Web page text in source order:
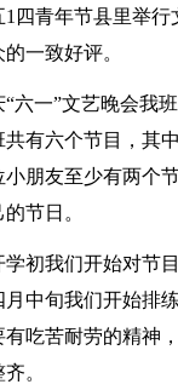
1四青年节县里举
一致好评。
“六一”文艺晚会我
共有六个节目，其
小朋友至少有两个
节日。
学初我们开始对节
月中旬我们开始排
有吃苦耐劳的精神
。